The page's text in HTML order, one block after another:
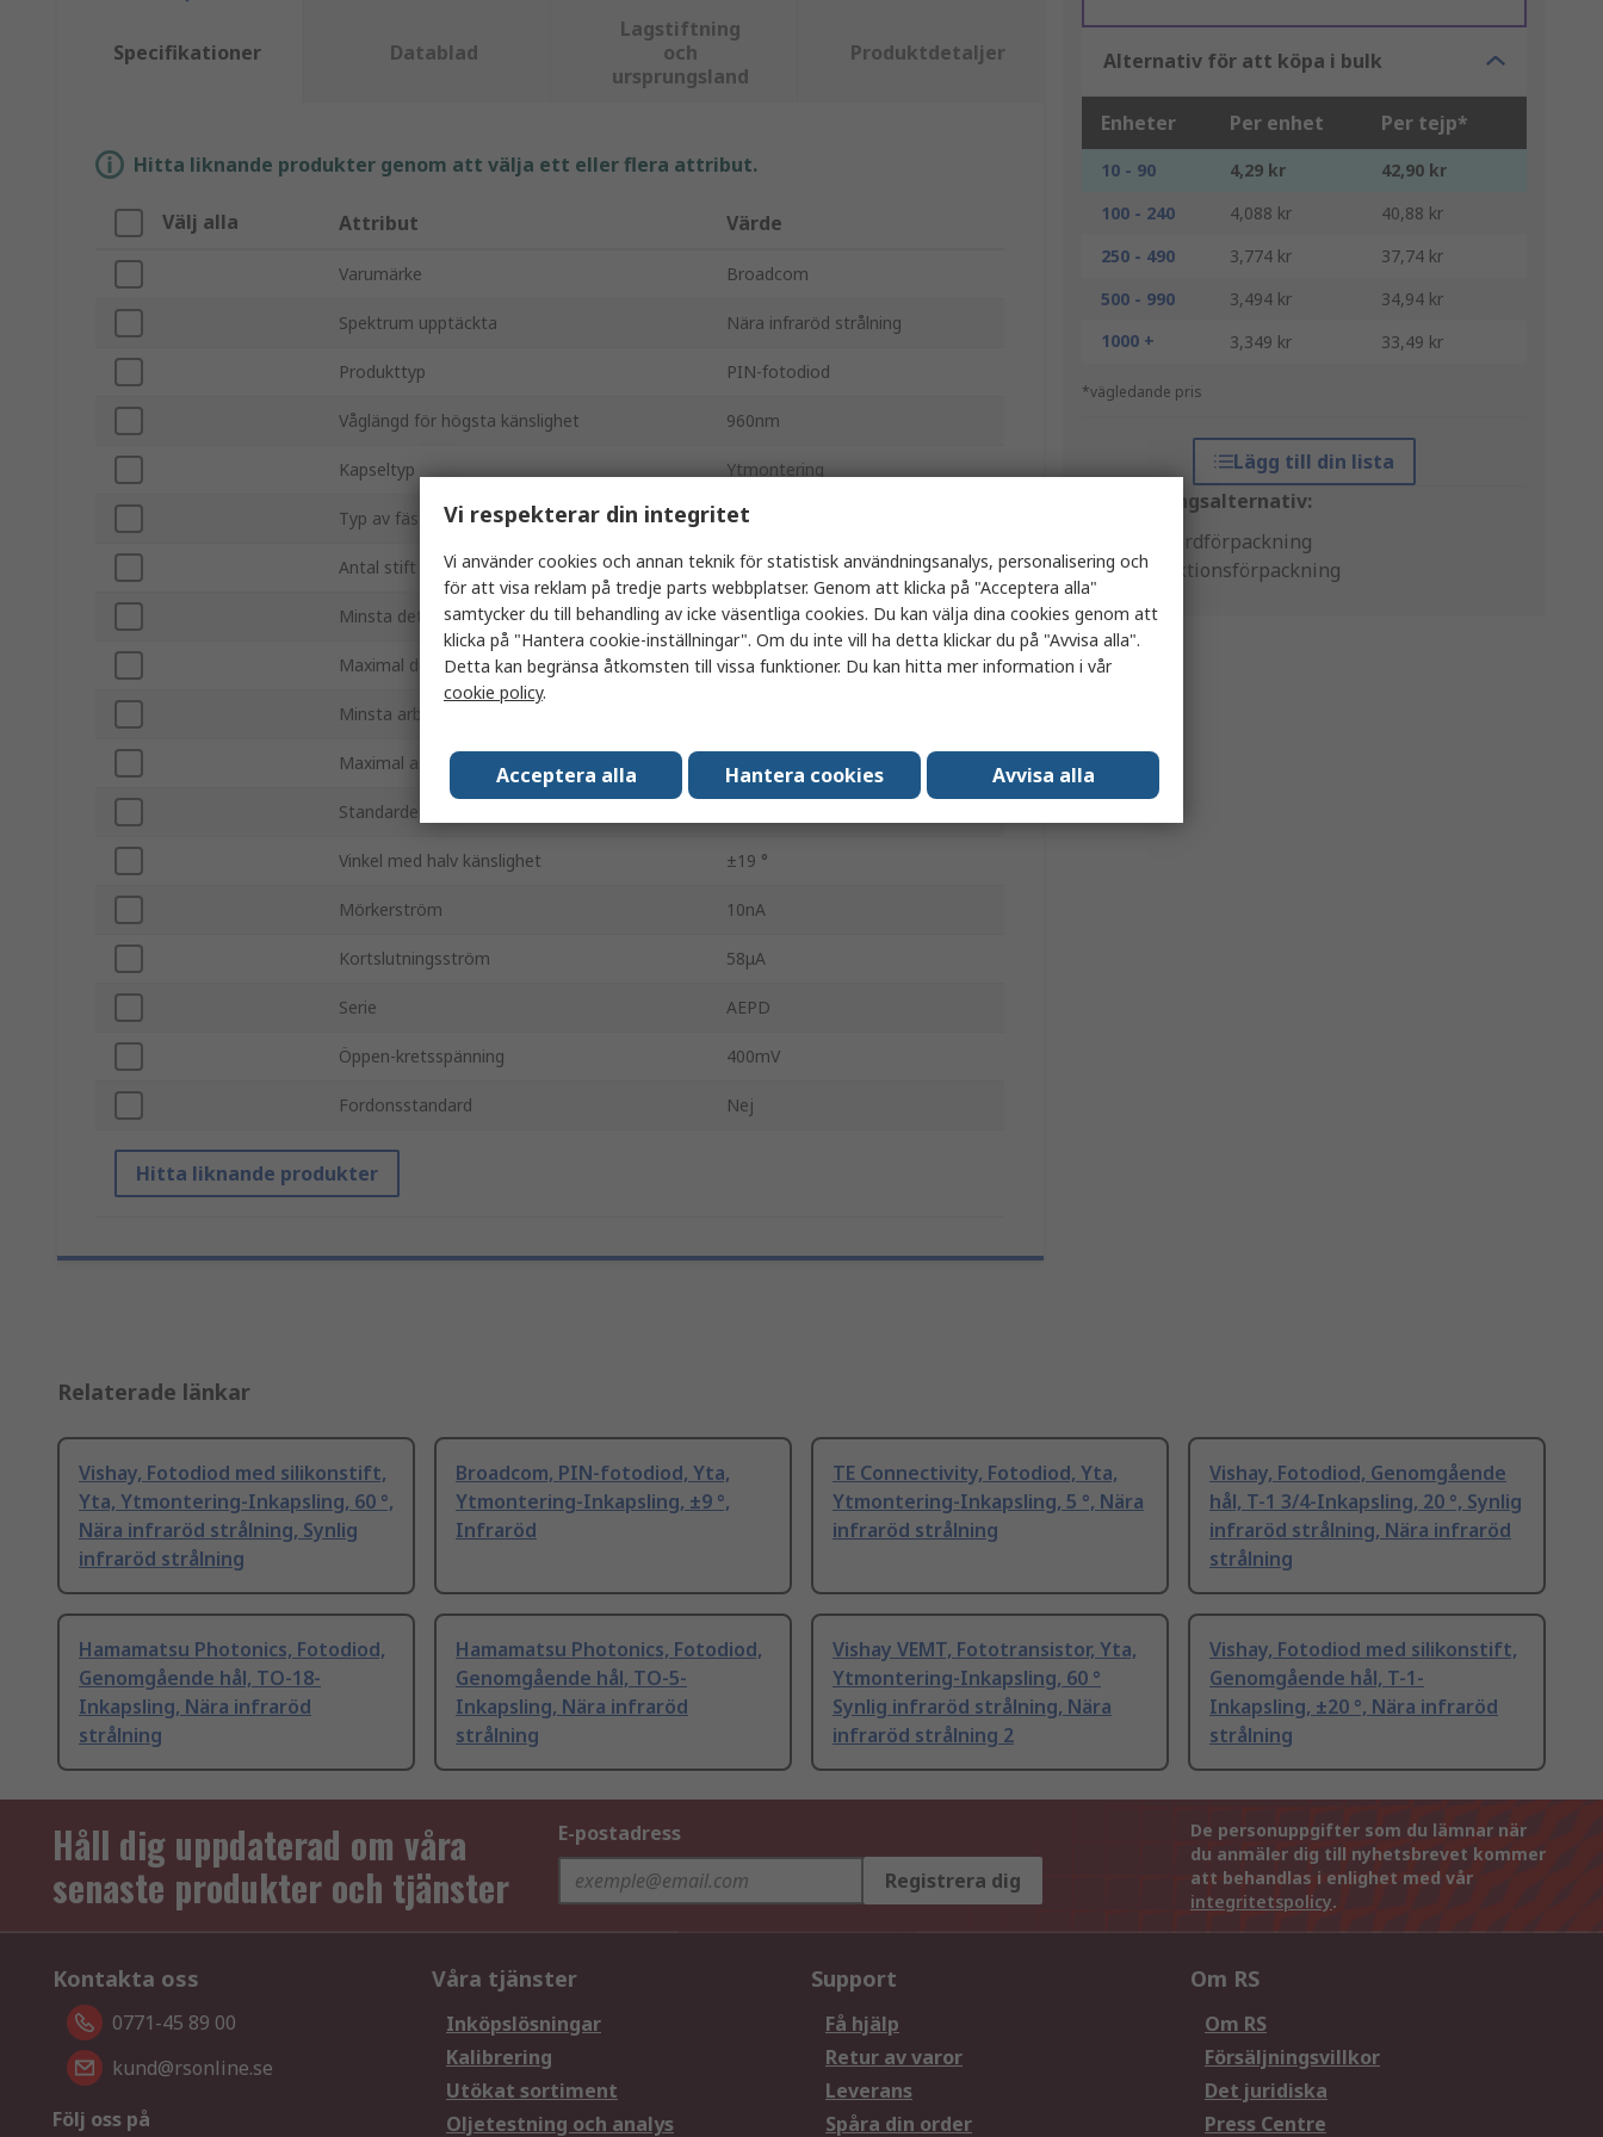
Alternativ för att köpa i bulk
Enheter Per enhet Per tejp*
10 - 90 4,29 kr
42,90 kr
100 - 240
4,088 kr
40,88 kr
250 - 490
3,774 kr
37,74 kr
500 - 990
3,494 kr
34,94 kr
1000 +
3,349 kr 33,49 kr
*vägledande pris
Lägg till din lista
Förpackningsalternativ:
Standardförpackning
Produktionsförpackning
Specifikationer Datablad
Lagstiftning
och
ursprungsland
Produktdetaljer
Hitta liknande produkter genom att välja ett eller flera attribut.
Välj alla Attribut Värde
Varumärke Broadcom
Spektrum upptäckta Nära infraröd strålning
Produkttyp PIN-fotodiod
Våglängd för högsta känslighet 960nm
Kapseltyp Ytmontering
Typ av fäste Yta
Antal stift 3
Minsta detekterade våglängd 800nm
Maximal detekterad våglängd 1100nm
Minsta arbetsstemperatur
Maximal arbetstemperatur 85°C
Standarder/godkännanden
Vinkel med halv känslighet ±19 °
Mörkerström 10nA
Kortslutningsström 58μA
Serie AEPD
Öppen-kretsspänning 400mV
Fordonsstandard Nej
Hitta liknande produkter
Relaterade länkar
Vishay, Fotodiod med silikonstift,
Yta, Ytmontering-Inkapsling, 60 °,
Nära infraröd strålning, Synlig
infraröd strålning
Broadcom, PIN-fotodiod, Yta,
Ytmontering-Inkapsling, ±9 °,
Infraröd
TE Connectivity, Fotodiod, Yta,
Ytmontering-Inkapsling, 5 °, Nära
infraröd strålning
Vishay, Fotodiod, Genomgående
hål, T-1 3/4-Inkapsling, 20 °, Synlig
infraröd strålning, Nära infraröd
strålning
Hamamatsu Photonics, Fotodiod,
Genomgående hål, TO-18-
Inkapsling, Nära infraröd
strålning
Hamamatsu Photonics, Fotodiod,
Genomgående hål, TO-5-
Inkapsling, Nära infraröd
strålning
Vishay VEMT, Fototransistor, Yta,
Ytmontering-Inkapsling, 60 °
Synlig infraröd strålning, Nära
infraröd strålning 2
Vishay, Fotodiod med silikonstift,
Genomgående hål, T-1-
Inkapsling, ±20 °, Nära infraröd
strålning
Håll dig uppdaterad om våra
senaste produkter och tjänster
E-postadress
Registrera dig
De personuppgifter som du lämnar när
du anmäler dig till nyhetsbrevet kommer
att behandlas i enlighet med vår
integritetspolicy.
Kontakta oss
0771-45 89 00
kund@rsonline.se
Följ oss på
Våra tjänster
Inköpslösningar
Kalibrering
Utökat sortiment
Oljetestning och analys
Support
Få hjälp
Retur av varor
Leverans
Spåra din order
Om RS
Om RS
Försäljningsvillkor
Det juridiska
Press Centre
Vi respekterar din integritet
Vi använder cookies och annan teknik för statistisk användningsanalys, personalisering och
för att visa reklam på tredje parts webbplatser. Genom att klicka på "Acceptera alla"
samtycker du till behandling av icke väsentliga cookies. Du kan välja dina cookies genom att
klicka på "Hantera cookie-inställningar". Om du inte vill ha detta klickar du på "Avvisa alla".
Detta kan begränsa åtkomsten till vissa funktioner. Du kan hitta mer information i vår
cookie policy.
Acceptera alla Hantera cookies Avvisa alla